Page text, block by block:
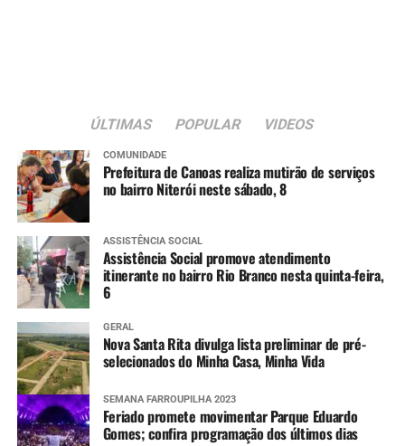
ÚLTIMAS POPULAR VIDEOS
COMUNIDADE
Prefeitura de Canoas realiza mutirão de serviços
no bairro Niterói neste sábado, 8
ASSISTÊNCIA SOCIAL
Assistência Social promove atendimento
itinerante no bairro Rio Branco nesta quinta-feira,
6
GERAL
Nova Santa Rita divulga lista preliminar de pré-
selecionados do Minha Casa, Minha Vida
SEMANA FARROUPILHA 2023
Feriado promete movimentar Parque Eduardo
Gomes; confira programação dos últimos dias